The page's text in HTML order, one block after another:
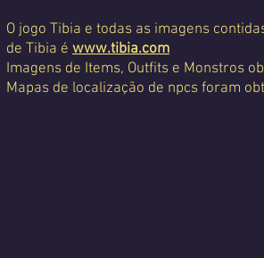
O jogo Tibia e todas as imagens
de Tibia é www.tibia.com
Imagens de Items, Outfits e Monstros
Mapas de localização de npcs foram